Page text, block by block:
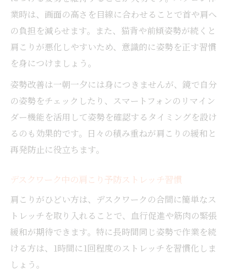
日常生活で気軽にできる肩こり対策
肩こりを癒すリラクゼーションの新習慣
もし肩こりが悪化したら知っておきたい知識
肩こりがひどい時に考えたい受診タイミン
グ
危険な肩こりのサインを見極める方法
肩こりが悪化する前にできるセルフケア
肩こりと他の症状の関係を知る大切さ
肩こりで病院へ行くべきケースの判断基準
肩こり改善に役立つ施術の特徴を解説
岩国市で受けられる肩こり専門ケアの魅力
肩こりを和らげる定期的なメンテナンス習
慣
女性に人気の肩こりケアサービスの選び方
業時は、画面の高さを目線に合わせることで首や肩へ
の負担を減らせます。また、猫背や前傾姿勢が続くと
肩こりが悪化しやすいため、意識的に姿勢を正す習慣
を身につけましょう。
姿勢改善は一朝一夕には身につきませんが、鏡で自分
の姿勢をチェックしたり、スマートフォンのリマイン
ダー機能を活用して姿勢を確認するタイミングを設け
るのも効果的です。日々の積み重ねが肩こりの緩和と
再発防止に役立ちます。
デスクワーク中の肩こり予防ストレッチ習慣
肩こりがひどい方は、デスクワークの合間に簡単なス
トレッチを取り入れることで、血行促進や筋肉の緊張
緩和が期待できます。特に長時間同じ姿勢で作業を続
ける方は、1時間に1回程度のストレッチを習慣化しま
しょう。